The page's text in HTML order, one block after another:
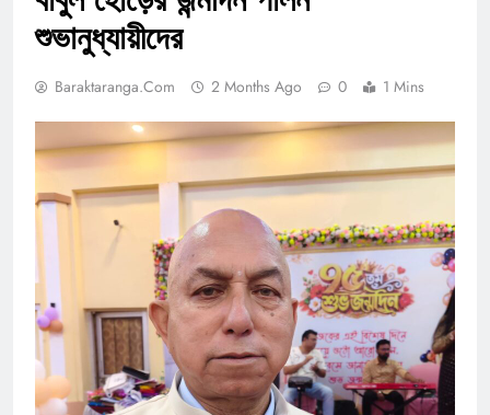
শুভানুধ্যায়ীদের
Baraktaranga.com 2 Months Ago 0 1 Mins